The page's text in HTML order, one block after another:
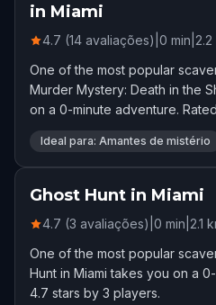
in Miami
4.7 (14 avaliações) 0 min 2.2
One of the most popular
Murder Mystery: Death in the
on a 0-minute adventure.
Ideal para: Amantes de mistério
Ghost Hunt in Miami
4.7 (3 avaliações) 0 min 2.1
One of the most popular
Hunt in Miami takes you on a
4.7 stars by 3 players.